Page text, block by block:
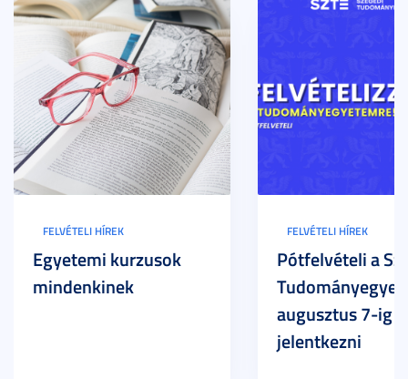
FELVÉTELI HÍREK
Egyetemi kurzusok
mindenkinek
FELVÉTELI HÍREK
Pótfelvételi a
augusztus 7-ig
jelentkezni